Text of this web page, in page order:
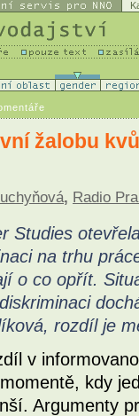
žalobu
, Radio
Studies
na trhu
o co opřít.
rozdíl je
v
kdy
Argumenty